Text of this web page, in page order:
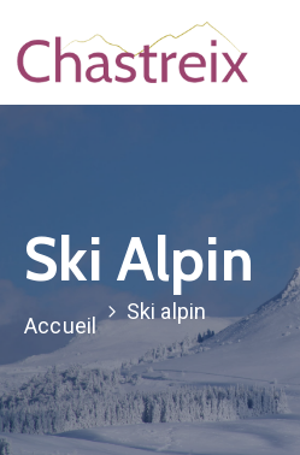
Vie
Village
À
Chastreix
A
Voir/A
Ski Alpin
Accueil
Ski alpin